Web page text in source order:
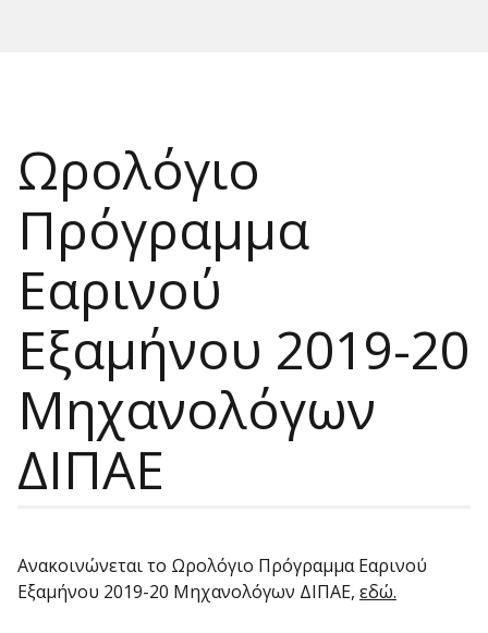
Ωρολόγιο
Πρόγραμμα
Εαρινού
Εξαμήνου 2019-20
Μηχανολόγων
ΔΙΠΑΕ
Ανακοινώνεται το Ωρολόγιο Πρόγραμμα Εαρινού
Εξαμήνου 2019-20 Μηχανολόγων ΔΙΠΑΕ, εδώ.